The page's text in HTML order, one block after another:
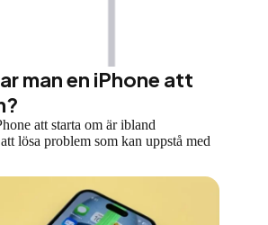
man en iPhone att
att starta om är ibland
lösa problem som kan uppstå med